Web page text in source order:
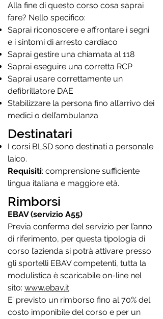
Alla fine di questo corso cosa saprai
fare? Nello specifico:
Saprai riconoscere e affrontare i segni
e i sintomi di arresto cardiaco
Saprai gestire una chiamata al 118
Saprai eseguire una corretta RCP
Saprai usare correttamente un
defibrillatore DAE
Stabilizzare la persona fino all’arrivo dei
medici o dell’ambulanza
Destinatari
I corsi BLSD sono destinati a personale
laico.
Requisiti: comprensione sufficiente
lingua italiana e maggiore età.
Rimborsi
EBAV (servizio A55)
Previa conferma del servizio per l’anno
di riferimento, per questa tipologia di
corso l’azienda si potrà attivare presso
gli sportelli EBAV competenti, tutta la
modulistica è scaricabile on-line nel
sito: www.ebav.it
E’ previsto un rimborso fino al 70% del
costo imponibile del corso e per un